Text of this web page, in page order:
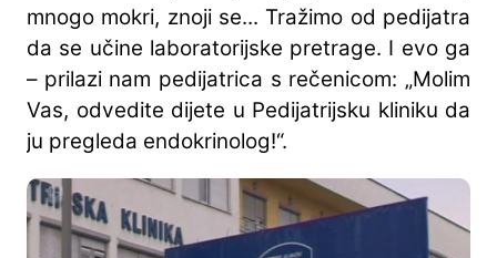
mnogo mokri, znoji se... Tražimo od pedijatra
da se učine laboratorijske pretrage. I evo ga
– prilazi nam pedijatrica s rečenicom: „Molim
Vas, odvedite dijete u Pedijatrijsku kliniku da
ju pregleda endokrinolog!“.